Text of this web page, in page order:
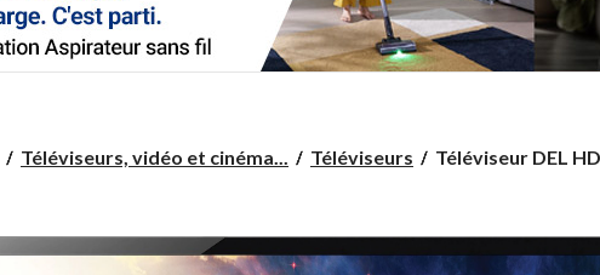
Téléviseurs, vidéo et cinéma... Téléviseurs
Téléviseur
Téléviseur DEL